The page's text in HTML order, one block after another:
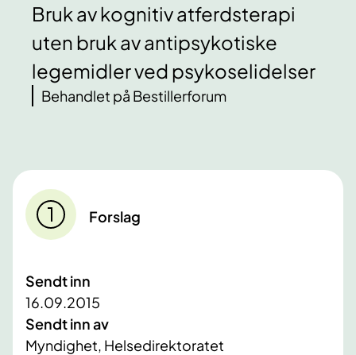
Bruk av kognitiv atferdsterapi
uten bruk av antipsykotiske
legemidler ved psykoselidelser
Behandlet på Bestillerforum
Forslag
Sendt inn
16.09.2015
Sendt inn av
Myndighet, Helsedirektoratet